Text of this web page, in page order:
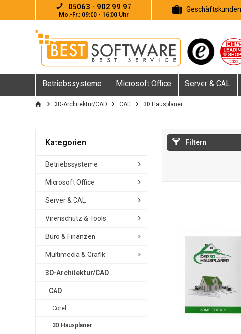
05063 - 902 99 97
Mo.-Fr.: 09:00 - 16:00 Uhr
Geschäftskunden
Betriebssysteme Microsoft Office Server & CAL
3D-Architektur/CAD CAD 3D Hausplaner
Kategorien
Betriebssysteme
Microsoft Office
Server & CAL
Virenschutz & Tools
Büro & Finanzen
Multimedia & Grafik
3D-Architektur/CAD
CAD
Corel
3D Hausplaner
Filtern